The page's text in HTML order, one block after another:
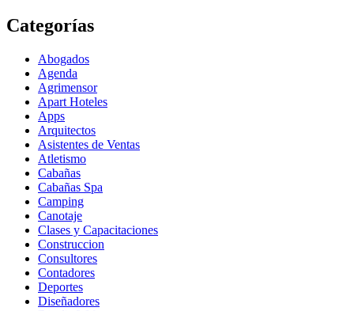
Categorías
Abogados
Agenda
Agrimensor
Apart Hoteles
Apps
Arquitectos
Asistentes de Ventas
Atletismo
Cabañas
Cabañas Spa
Camping
Canotaje
Clases y Capacitaciones
Construccion
Consultores
Contadores
Deportes
Diseñadores